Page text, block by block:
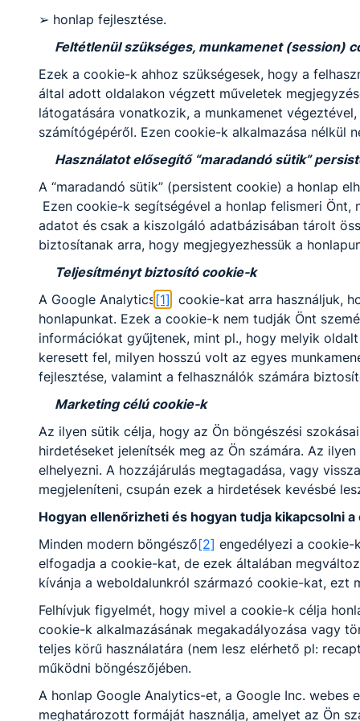
közösségépítő
programokkal
mögöttünk álló
időszakot. A tanév során
végzett kitartó és
elkötelezett munka után
a munkaközösségi nap
jó alkalom volt arra is,
hogy kollégáink
együtt töltsenek néhány
kellemes órát.
TANÁRA: AGYAGÁSI
ANETT
Az Év Türrös Tanárát
legtöbb ajánlást szerző
5 oktató közül
választják a diákok és
oktatók titkos
szavazással. A díjat öt
éve Bor Katalin iskolánk
igazgatója
kezdeményezésére az
oktatói testület azzal a
céllal alapította, hogy
kifejezésre kerüljön a
tisztelet és
nagyrabecsülés azon
tanárok iránt, akik
áldozatos munkájukkal
tanulókat.
2026. jún. 23.
BEFEJEZTE
TECHNIKUMI
13. D OSZTÁLY
Pénteken öt éves
technikumi tanulmányait
iskolánkban a logisztikai
➢ honlap fejlesztése.
Feltétlenül szükséges, munkamenet (session)
Ezek a cookie-k ahhoz szükségesek, hogy a
által adott oldalakon végzett műveletek
látogatására vonatkozik, a munkamenet
számítógépéről. Ezen cookie-k alkalmazása nélkül
Használatot elősegítő “maradandó sütik”
A “maradandó sütik” (persistent cookie) a honlap
Ezen cookie-k segítségével a honlap felismeri
adatot és csak a kiszolgáló adatbázisában tárolt
biztosítanak arra, hogy megjegyezhessük a
Teljesítményt biztosító cookie-k
A Google Analytics [1] cookie-kat arra használjuk,
honlapunkat. Ezek a cookie-k nem tudják Önt
információkat gyűjtenek, mint pl., hogy melyik
keresett fel, milyen hosszú volt az egyes
fejlesztése, valamint a felhasználók számára
Marketing célú cookie-k
Az ilyen sütik célja, hogy az Ön böngészési
hirdetéseket jelenítsék meg az Ön számára. Az
elhelyezni. A hozzájárulás megtagadása, vagy
megjeleníteni, csupán ezek a hirdetések kevésbé
Hogyan ellenőrizheti és hogyan tudja kikapcsolni
Minden modern böngésző[2] engedélyezi a
elfogadja a cookie-kat, de ezek általában
kívánja a weboldalunkról származó cookie-kat, ezt
Felhívjuk figyelmét, hogy mivel a cookie-k célja
cookie-k alkalmazásának megakadályozása vagy
teljes körű használatára (nem lesz elérhető pl:
működni böngészőjében.
A honlap Google Analytics-et, a Google Inc. webes
meghatározott formáját használja, amelyet az Ön